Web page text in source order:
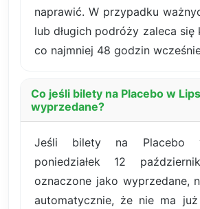
naprawić. W przypadku
lub długich podróży zaleca się
co najmniej 48 godzin
Co jeśli bilety na Placebo w
wyprzedane?
Jeśli bilety na
poniedziałek 12
oznaczone jako wyprzedane,
automatycznie, że nie ma